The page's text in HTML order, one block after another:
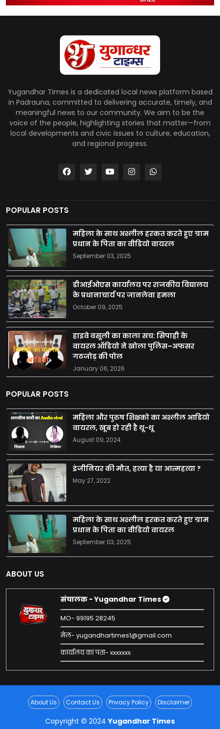
Yugandhar Times is a dedicated local news platform based
in Padrauna, committed to delivering accurate, timely, and
meaningful news to our community. We aim to be the
voice of the people, highlighting stories that matter—from
local developments and civic issues to culture, education,
and regional progress.
POPULAR POSTS
महिला के साथ अश्लील हरकत करते हुए ग्राम
प्रधान के पिता का वीडियो वायरल
September 03, 2025
डीआईओएस कार्यालय पर राजकीय विद्यालय
के प्रधानाचार्य पर जानलेवा हमला
October 09, 2025
हाइवे वसूली का काला सच: सिपाही के
वायरल ऑडियो ने खोला पुलिस–अफसर
गठजोड़ की पोल
January 06, 2026
POPULAR POSTS
महिला और पुरुष शिक्षको का अश्लील आडियो
वायरल, खूब हो रही है थू-थू
August 09, 2024
इंजीनियर की मौत, हत्या है या आत्महत्या ?
May 27, 2022
महिला के साथ अश्लील हरकत करते हुए ग्राम
प्रधान के पिता का वीडियो वायरल
September 03, 2025
ABOUT US
संचालक - Yugandhar Times
MO- 99195 28245
मेल- yugandhartimes1@gmail.com
कार्यालय का पता- xxxxxxx
About Us Contact Us Privacy Policy Disclaimer
Copyright © 2024Yugandhar Times